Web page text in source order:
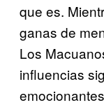
que es.
ganas de
Los
influencias